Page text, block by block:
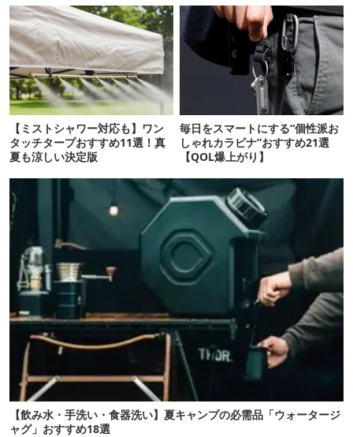
【ミストシャワー対応も】ワン
タッチタープおすすめ11選！真
夏も涼しい決定版
毎日をスマートにする“個性派お
しゃれカラビナ”おすすめ21選
【QOL爆上がり】
【飲み水・手洗い・食器洗い】夏キャンプの必需品「ウォータージ
ャグ」おすすめ18選